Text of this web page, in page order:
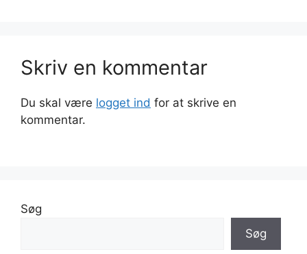
Skriv en kommentar
Du skal være logget ind for at skrive en
kommentar.
Søg
Søg